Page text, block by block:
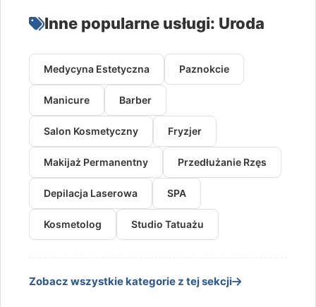
Inne popularne usługi: Uroda
Medycyna Estetyczna Paznokcie
Manicure Barber
Salon Kosmetyczny Fryzjer
Makijaż Permanentny Przedłużanie Rzęs
Depilacja Laserowa SPA
Kosmetolog Studio Tatuażu
Zobacz wszystkie kategorie z tej sekcji